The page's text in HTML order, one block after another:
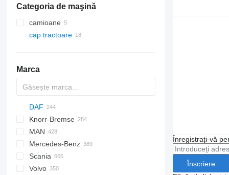
Categoria de maşină
camioane
cap tractoare
Marca
DAF
CF
CF 65
CF 75
CF 85
CF 450
LF
LF 45
LF 45 180
LF 55
XF
XF 95
XF 105
XG
XG+
EuroCargo
EuroStar
Eurotech
Eurotrakker
S-Way
Knorr-Bremse
MAN
A-series
F90
L2000
Mercedes-Benz
A-Class
Actros
G-series
K-series
Scania
G-series
Volvo
Înregistrați-vă
Înscriere